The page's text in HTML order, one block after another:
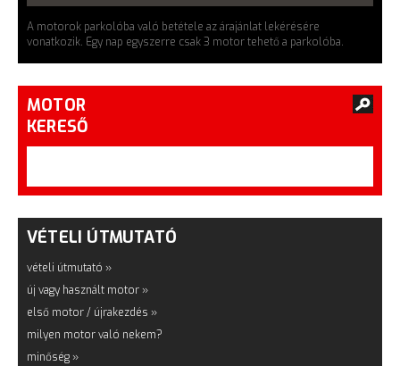
A motorok parkolóba való betétele az árajánlat lekérésére
vonatkozik. Egy nap egyszerre csak 3 motor tehető a parkolóba.
MOTOR
KERESŐ
VÉTELI ÚTMUTATÓ
vételi útmutató »
új vagy használt motor »
első motor / újrakezdés »
milyen motor való nekem?
minőség »